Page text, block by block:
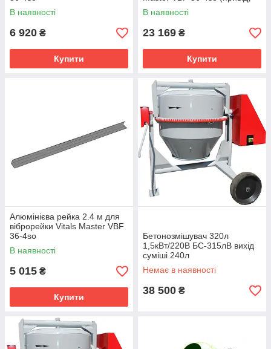
В наявності
6 920 ₴
Купити
В наявності
23 169 ₴
Купити
Алюмінієва рейка 2.4 м для
віброрейки Vitals Master VBF
36-4sо
В наявності
5 015 ₴
Купити
Бетонозмішувач 320л
1,5кВт/220В БС-315лВ вихід
суміші 240л
Немає в наявності
38 500 ₴